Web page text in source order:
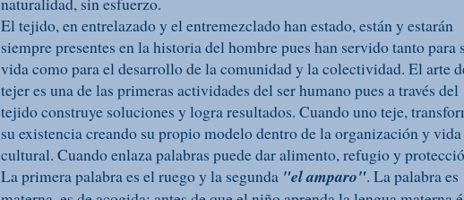
El tejido, en entrelazado y el entremezclado han estado, están y estarán
siempre presentes en la historia del hombre pues han servido tanto para
vida como para el desarrollo de la comunidad y la colectividad. El arte
tejer es una de las primeras actividades del ser humano pues a través del
tejido construye soluciones y logra resultados. Cuando uno teje,
su existencia creando su propio modelo dentro de la organización y vida
cultural. Cuando enlaza palabras puede dar alimento, refugio y
La primera palabra es el ruego y la segunda "el amparo". La palabra es